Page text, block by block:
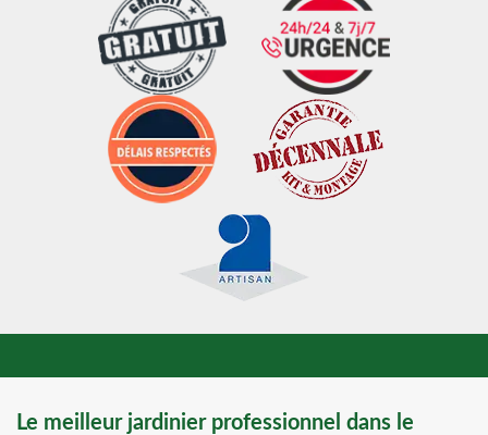
Le meilleur jardinier professionnel dans le